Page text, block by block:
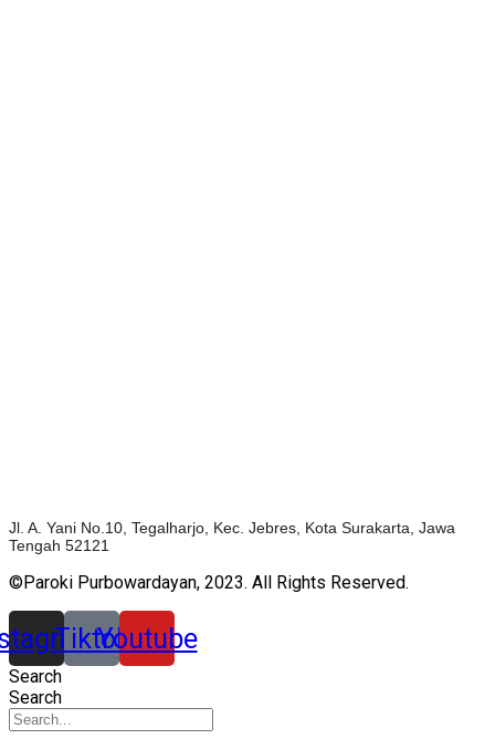
Jl. A. Yani No.10, Tegalharjo, Kec. Jebres, Kota Surakarta, Jawa
Tengah 52121
©Paroki Purbowardayan, 2023. All Rights Reserved.
TiktokYoutube
Search
Search